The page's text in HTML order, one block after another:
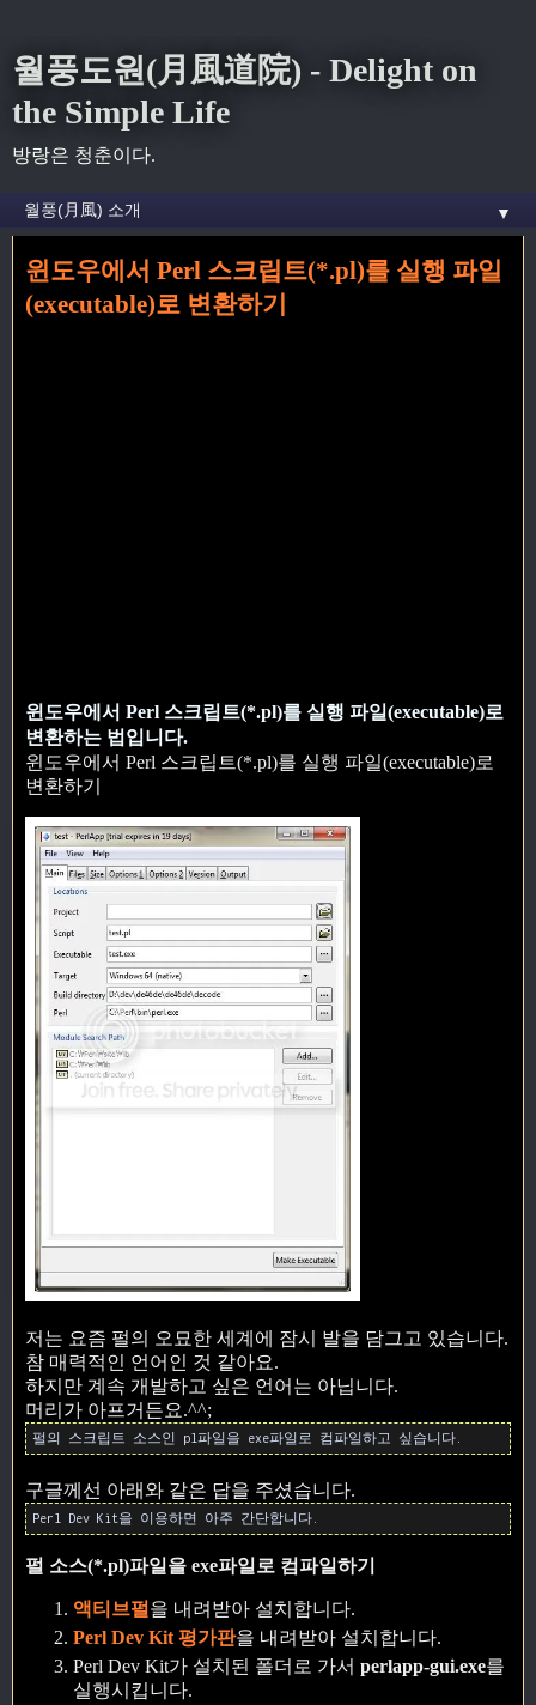
월풍도원(月風道院) - Delight on
the Simple Life
방랑은 청춘이다.
▼
홈» 실행 꼬리가 달린 글
윈도우에서 Perl 스크립트(*.pl)를 실행 파일
(executable)로 변환하기
윈도우에서 Perl 스크립트(*.pl)를 실행 파일(executable)로
변환하는 법입니다.
윈도우에서 Perl 스크립트(*.pl)를 실행 파일(executable)로
변환하기
저는 요즘 펄의 오묘한 세계에 잠시 발을 담그고 있습니다.
참 매력적인 언어인 것 같아요.
하지만 계속 개발하고 싶은 언어는 아닙니다.
머리가 아프거든요.^^;
펄의 스크립트 소스인 pl파일을 exe파일로 컴파일하고 싶습니다.
구글께선 아래와 같은 답을 주셨습니다.
Perl Dev Kit을 이용하면 아주 간단합니다.
펄 소스(*.pl)파일을 exe파일로 컴파일하기
액티브펄 을 내려받아 설치합니다.
Perl Dev Kit 평가판을 내려받아 설치합니다.
Perl Dev Kit가 설치된 폴더로 가서 perlapp-gui.exe를
실행시킵니다.